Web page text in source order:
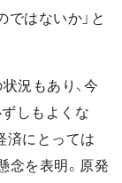
ではないか」と
況もあり、今
しもよくな
済にとっては
念を表明。原発